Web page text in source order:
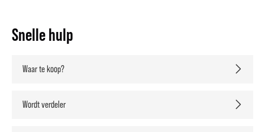
Snelle hulp
Waar te koop?
Wordt verdeler